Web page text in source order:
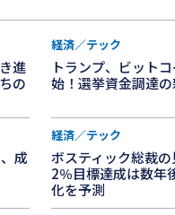
しかし、サンフランシ
訴裁判所は、ジェンス
を招く可能性のある故
」として、連邦最高裁
資産の採掘がゲーム業
で、米証券取引委員会
進
の
経済／テック
トランプ、ビット
始！選挙資金調達
成
経済／テック
ボスティック総裁
2％目標達成は数年
化を予測